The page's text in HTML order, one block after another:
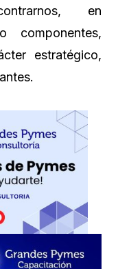
en
componentes,
estratégico,